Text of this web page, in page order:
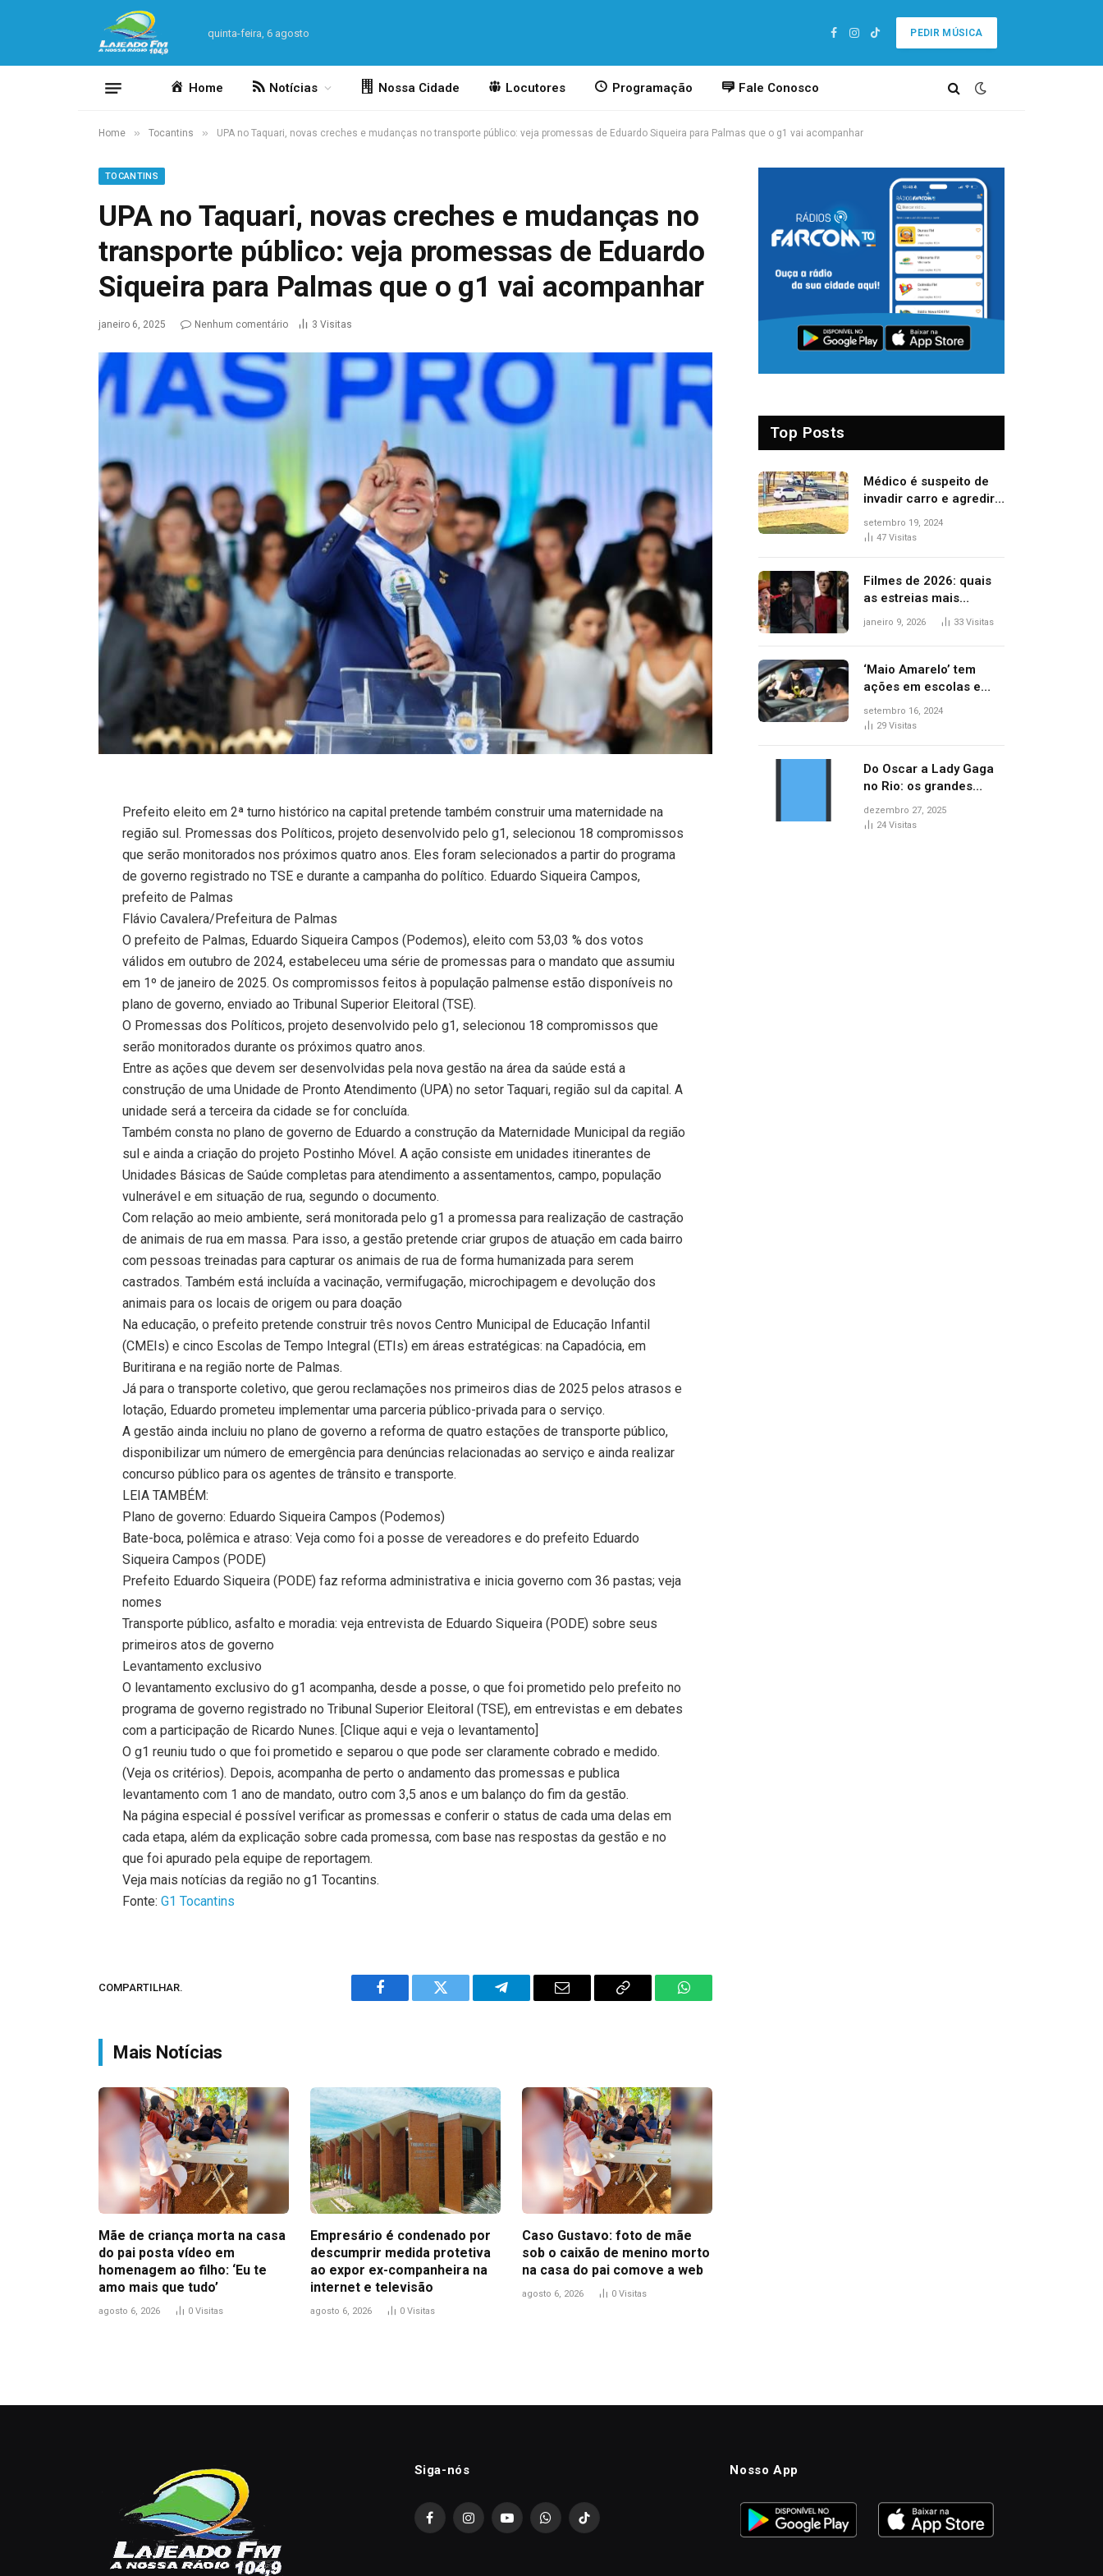
quinta-feira, 6 agosto
Facebook
Instagram
TikTok
PEDIR MÚSICA
Home Notícias Nossa Cidade Locutores Programação Fale Conosco
Home » Tocantins » UPA no Taquari, novas creches e mudanças no transporte público: veja promessas de Eduardo Siqueira para Palmas que o g1 vai acompanhar
TOCANTINS
UPA no Taquari, novas creches e mudanças no
transporte público: veja promessas de Eduardo
Siqueira para Palmas que o g1 vai acompanhar
janeiro 6, 2025 Nenhum comentário 3 Visitas
Prefeito eleito em 2ª turno histórico na capital pretende também construir uma maternidade na
região sul. Promessas dos Políticos, projeto desenvolvido pelo g1, selecionou 18 compromissos
que serão monitorados nos próximos quatro anos. Eles foram selecionados a partir do programa
de governo registrado no TSE e durante a campanha do político. Eduardo Siqueira Campos,
prefeito de Palmas
Flávio Cavalera/Prefeitura de Palmas
O prefeito de Palmas, Eduardo Siqueira Campos (Podemos), eleito com 53,03 % dos votos
válidos em outubro de 2024, estabeleceu uma série de promessas para o mandato que assumiu
em 1º de janeiro de 2025. Os compromissos feitos à população palmense estão disponíveis no
plano de governo, enviado ao Tribunal Superior Eleitoral (TSE).
O Promessas dos Políticos, projeto desenvolvido pelo g1, selecionou 18 compromissos que
serão monitorados durante os próximos quatro anos.
Entre as ações que devem ser desenvolvidas pela nova gestão na área da saúde está a
construção de uma Unidade de Pronto Atendimento (UPA) no setor Taquari, região sul da capital. A
unidade será a terceira da cidade se for concluída.
Também consta no plano de governo de Eduardo a construção da Maternidade Municipal da região
sul e ainda a criação do projeto Postinho Móvel. A ação consiste em unidades itinerantes de
Unidades Básicas de Saúde completas para atendimento a assentamentos, campo, população
vulnerável e em situação de rua, segundo o documento.
Com relação ao meio ambiente, será monitorada pelo g1 a promessa para realização de castração
de animais de rua em massa. Para isso, a gestão pretende criar grupos de atuação em cada bairro
com pessoas treinadas para capturar os animais de rua de forma humanizada para serem
castrados. Também está incluída a vacinação, vermifugação, microchipagem e devolução dos
animais para os locais de origem ou para doação
Na educação, o prefeito pretende construir três novos Centro Municipal de Educação Infantil
(CMEIs) e cinco Escolas de Tempo Integral (ETIs) em áreas estratégicas: na Capadócia, em
Buritirana e na região norte de Palmas.
Já para o transporte coletivo, que gerou reclamações nos primeiros dias de 2025 pelos atrasos e
lotação, Eduardo prometeu implementar uma parceria público-privada para o serviço.
A gestão ainda incluiu no plano de governo a reforma de quatro estações de transporte público,
disponibilizar um número de emergência para denúncias relacionadas ao serviço e ainda realizar
concurso público para os agentes de trânsito e transporte.
LEIA TAMBÉM:
Plano de governo: Eduardo Siqueira Campos (Podemos)
Bate-boca, polêmica e atraso: Veja como foi a posse de vereadores e do prefeito Eduardo
Siqueira Campos (PODE)
Prefeito Eduardo Siqueira (PODE) faz reforma administrativa e inicia governo com 36 pastas; veja
nomes
Transporte público, asfalto e moradia: veja entrevista de Eduardo Siqueira (PODE) sobre seus
primeiros atos de governo
Levantamento exclusivo
O levantamento exclusivo do g1 acompanha, desde a posse, o que foi prometido pelo prefeito no
programa de governo registrado no Tribunal Superior Eleitoral (TSE), em entrevistas e em debates
com a participação de Ricardo Nunes. [Clique aqui e veja o levantamento]
O g1 reuniu tudo o que foi prometido e separou o que pode ser claramente cobrado e medido.
(Veja os critérios). Depois, acompanha de perto o andamento das promessas e publica
levantamento com 1 ano de mandato, outro com 3,5 anos e um balanço do fim da gestão.
Na página especial é possível verificar as promessas e conferir o status de cada uma delas em
cada etapa, além da explicação sobre cada promessa, com base nas respostas da gestão e no
que foi apurado pela equipe de reportagem.
Veja mais notícias da região no g1 Tocantins.
Fonte:G1 Tocantins
COMPARTILHAR.
Facebook Twitter Telegram Email
Copy
WhatsApp
Mais Notícias
Mãe de criança morta na casa
do pai posta vídeo em
homenagem ao filho: ‘Eu te
amo mais que tudo’
agosto 6, 2026 0 Visitas
Empresário é condenado por
descumprir medida protetiva
ao expor ex-companheira na
internet e televisão
agosto 6, 2026 0 Visitas
Caso Gustavo: foto de mãe
sob o caixão de menino morto
na casa do pai comove a web
agosto 6, 2026 0 Visitas
Top Posts
Médico é suspeito de
invadir carro e agredir
delegado aposentado
durante confusão no
setembro 19, 2024
47 Visitas
Filmes de 2026: quais
as estreias mais
aguardadas do ano?
janeiro 9, 2026 33 Visitas
‘Maio Amarelo’ tem
ações em escolas e
ruas para prevenir
acidentes no trânsito
setembro 16, 2024
29 Visitas
Do Oscar a Lady Gaga
no Rio: os grandes
marcos da cultura em
2025
dezembro 27, 2025
24 Visitas
Siga-nós
FacebookInstagramYouTubeWhatsAppTikTok
Nosso App